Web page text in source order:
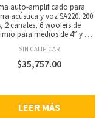
bajo, 300W de
un altavoz de 15”
a 8 ohms con tweeter,
para músicos en
salida link y salida de
jack/speakon,
490 x 470 x 335 mm,
SIN CALIFICAR
$6,318.00
LEER MÁS